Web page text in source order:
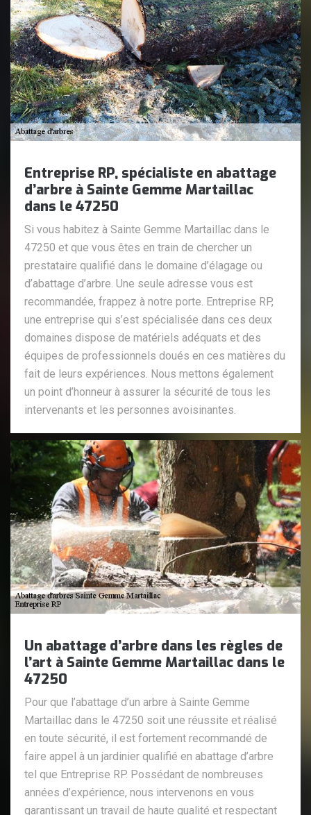
Entreprise RP, spécialiste en abattage
d’arbre à Sainte Gemme Martaillac
dans le 47250
Si vous habitez à Sainte Gemme Martaillac dans le
47250 et que vous êtes en train de chercher un
prestataire qualifié dans le domaine d’élagage ou
d’abattage d’arbre. Une seule adresse vous est
recommandée, frappez à notre porte. Entreprise RP,
une entreprise qui s’est spécialisée dans ces deux
domaines dispose de matériels adéquats et des
équipes de professionnels doués en ces matières du
fait de leurs expériences. Nous mettons également
un point d’honneur à assurer la sécurité de tous les
intervenants et les personnes avoisinantes.
Un abattage d’arbre dans les règles de
l’art à Sainte Gemme Martaillac dans le
47250
Pour que l’abattage d’un arbre à Sainte Gemme
Martaillac dans le 47250 soit une réussite et réalisé
en toute sécurité, il est fortement recommandé de
faire appel à un jardinier qualifié en abattage d’arbre
tel que Entreprise RP. Possédant de nombreuses
années d’expérience, nous intervenons en vous
garantissant un travail de haute qualité et respectant